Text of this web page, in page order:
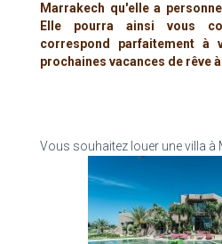
Marrakech qu'elle a
Elle pourra ainsi vous
correspond parfaitement à
prochaines vacances de rêve
Vous souhaitez louer une villa à